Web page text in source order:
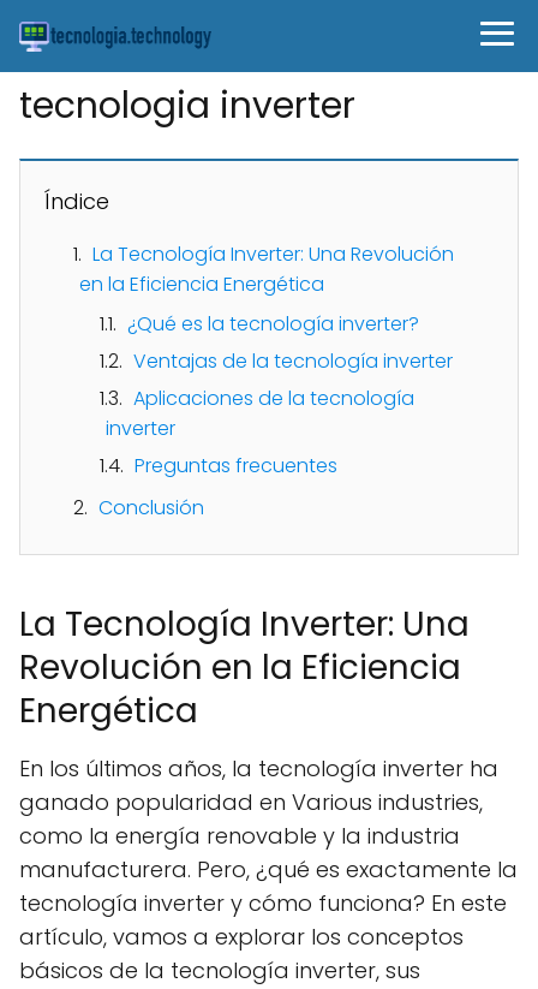
tecnologia inverter
Índice
La Tecnología Inverter: Una Revolución
en la Eficiencia Energética
¿Qué es la tecnología inverter?
Ventajas de la tecnología inverter
Aplicaciones de la tecnología
inverter
Preguntas frecuentes
Conclusión
La Tecnología Inverter: Una
Revolución en la Eficiencia
Energética
En los últimos años, la tecnología inverter ha
ganado popularidad en Various industries,
como la energía renovable y la industria
manufacturera. Pero, ¿qué es exactamente la
tecnología inverter y cómo funciona? En este
artículo, vamos a explorar los conceptos
básicos de la tecnología inverter, sus